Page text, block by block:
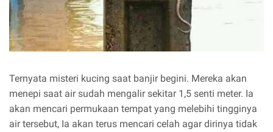
Ternyata misteri kucing saat banjir begini. Mereka akan
menepi saat air sudah mengalir sekitar 1,5 senti meter. Ia
akan mencari permukaan tempat yang melebihi tingginya
air tersebut, Ia akan terus mencari celah agar dirinya tidak